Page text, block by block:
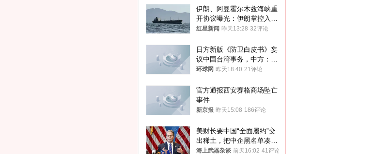
伊朗、阿曼霍尔木兹海峡重
开协议曝光：伊朗掌控入湾
航道，与阿曼平分“服务费”
红星新闻 昨天13:28 32评论
日方新版《防卫白皮书》妄
议中国台湾事务，中方：强
烈不满、坚决反对，已向日
环球网 昨天18:40 21评论
官方通报西安赛格商场坠亡
事件
新京报 昨天15:08 186评论
美财长要中国“全面履约”交
出稀土，把中企黑名单凑到
187家，中方做最坏打算
海上武器杂谈 前天16:02 41评论